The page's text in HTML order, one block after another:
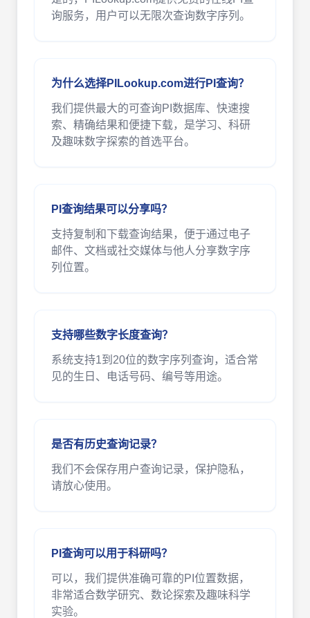
询服务，用户可以无限次查询数字序列。
为什么选择PILookup.com进行PI查询？
我们提供最大的可查询PI数据库、快速搜
索、精确结果和便捷下载，是学习、科研
及趣味数字探索的首选平台。
PI查询结果可以分享吗？
支持复制和下载查询结果，便于通过电子
邮件、文档或社交媒体与他人分享数字序
列位置。
支持哪些数字长度查询？
系统支持1到20位的数字序列查询，适合常
见的生日、电话号码、编号等用途。
是否有历史查询记录？
我们不会保存用户查询记录，保护隐私，
请放心使用。
PI查询可以用于科研吗？
可以，我们提供准确可靠的PI位置数据，
非常适合数学研究、数论探索及趣味科学
实验。